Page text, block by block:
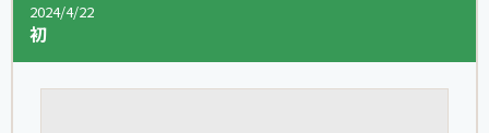
2024/4/22
初